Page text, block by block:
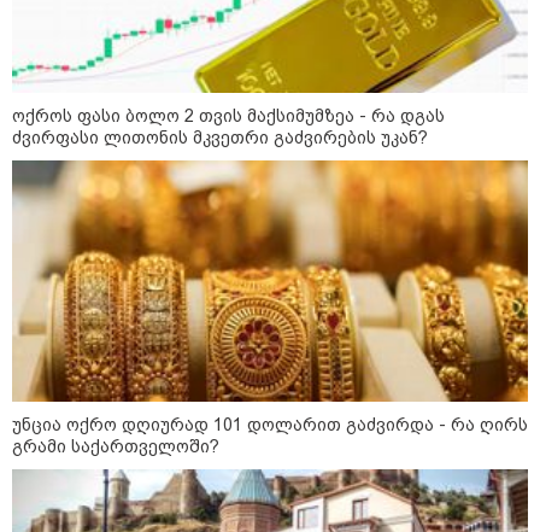
"მკაცრად ვგმობთ ირაკლი
კობახიძის განცხადებას" -
"კოალიცია ცვლილებისთვის"
16:33 / 08-08-2026
"გიორგი ბარამიძემ რაღაც
არასწორად ჩამოაყალიბა,
მაგრამ ნამდვილად არ
ეკუთვნის წიხლი ივანიშვილის
ღალატზე დაფუძნებული
დიქტატურის მსახურებისგან" -
მიხეილ სააკაშვილი
16:22 / 08-08-2026
"აი, ეს არის სამშობლოს
ღალატი" - როგორ ეხმაურება
ნიკა გვარამია აგვისტოს ომთან
დაკავშირებით ირაკლი
კობახიძის განცხადებას?
კატეგორიის ყველა სიახლე
ოქროს ფასი ბოლო 2 თვის მაქსიმუმზეა - რა დგას
ძვირფასი ლითონის მკვეთრი გაძვირების უკან?
უნცია ოქრო დღიურად 101 დოლარით გაძვირდა - რა ღირს
გრამი საქართველოში?